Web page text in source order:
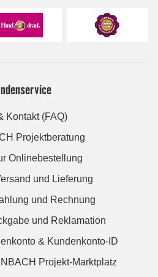
Kontakt (FAQ)
Projektberatung
Onlinebestellung
und Lieferung
und Rechnung
und Reklamation
& Kundenkonto-ID
Projekt-Marktplatz